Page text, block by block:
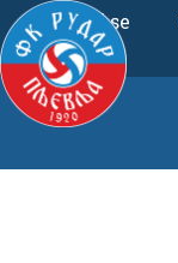
Uloguj se